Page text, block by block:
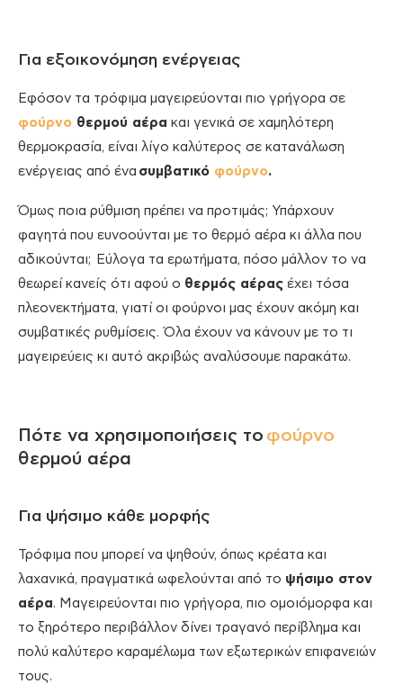
Για εξοικονόμηση ενέργειας
Εφόσον τα τρόφιμα μαγειρεύονται πιο γρήγορα σε
φούρνο θερμού αέρα και γενικά σε χαμηλότερη
θερμοκρασία, είναι λίγο καλύτερος σε κατανάλωση
ενέργειας από ένα συμβατικό φούρνο.
Όμως ποια ρύθμιση πρέπει να προτιμάς; Υπάρχουν
φαγητά που ευνοούνται με το θερμό αέρα κι άλλα που
αδικούνται; Εύλογα τα ερωτήματα, πόσο μάλλον το να
θεωρεί κανείς ότι αφού ο θερμός αέρας έχει τόσα
πλεονεκτήματα, γιατί οι φούρνοι μας έχουν ακόμη και
συμβατικές ρυθμίσεις. Όλα έχουν να κάνουν με το τι
μαγειρεύεις κι αυτό ακριβώς αναλύσουμε παρακάτω.
Πότε να χρησιμοποιήσεις το φούρνο
θερμού αέρα
Για ψήσιμο κάθε μορφής
Τρόφιμα που μπορεί να ψηθούν, όπως κρέατα και
λαχανικά, πραγματικά ωφελούνται από το ψήσιμο στον
αέρα. Μαγειρεύονται πιο γρήγορα, πιο ομοιόμορφα και
το ξηρότερο περιβάλλον δίνει τραγανό περίβλημα και
πολύ καλύτερο καραμέλωμα των εξωτερικών επιφανειών
τους.